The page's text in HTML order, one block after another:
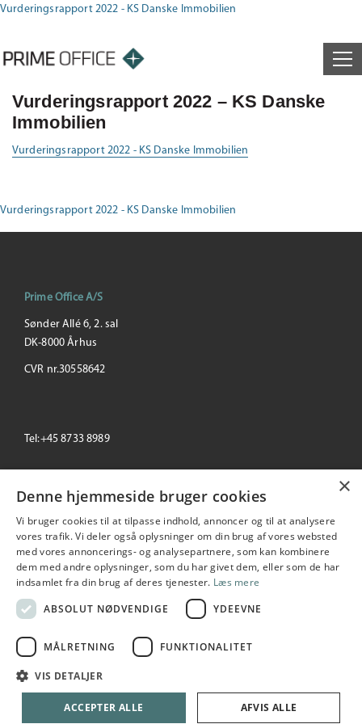
Vurderingsrapport 2022 - KS Danske Immobilien
Vurderingsrapport 2022 – KS Danske
Immobilien
Vurderingsrapport 2022 - KS Danske Immobilien
Vurderingsrapport 2022 - KS Danske Immobilien
Prime Office A/S
Sønder Allé 6, 2. sal
DK-8000 Århus
CVR nr.30558642
Tel:+45 8733 8989
Prime Office
Seneste
+/-
195,00
0.00 %
Copyright © 2026 Prime Office A/S. All rights reserved
Udarbejdet i samarbejde mednetIP
×
Denne hjemmeside bruger cookies
Vi bruger cookies til at tilpasse indhold, annoncer og til at analysere
vores trafik. Vi deler også oplysninger om din brug af vores websted
med vores annoncerings- og analysepartnere, som kan kombinere
dem med andre oplysninger, som du har givet dem, eller som de har
indsamlet fra din brug af deres tjenester. Læs mere
ABSOLUT NØDVENDIGE
YDEEVNE
MÅLRETNING FUNKTIONALITET
VIS DETALJER
ACCEPTER ALLE AFVIS ALLE